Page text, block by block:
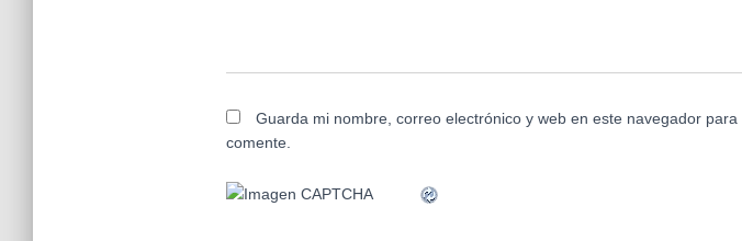
Guarda mi nombre, correo electrónico y web en este navegador
comente.